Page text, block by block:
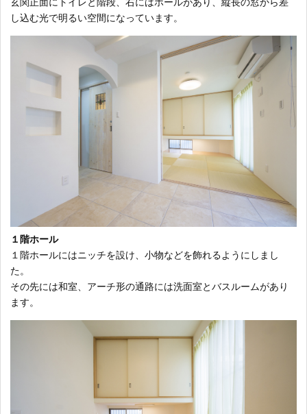
玄関正面にトイレと階段、右にはホールがあり、縦長の窓から差
し込む光で明るい空間になっています。
１階ホール
１階ホールにはニッチを設け、小物などを飾れるようにしまし
た。
その先には和室、アーチ形の通路には洗面室とバスルームがあり
ます。